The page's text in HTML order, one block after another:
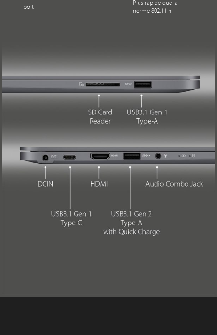
port
Plus rapide que la
norme 802.11 n